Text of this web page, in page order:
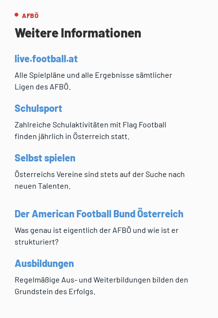
AFBÖ
Weitere Informationen
live.football.at
Alle Spielpläne und alle Ergebnisse sämtlicher
Ligen des AFBÖ.
Schulsport
Zahlreiche Schulaktivitäten mit Flag Football
finden jährlich in Österreich statt.
Selbst spielen
Österreichs Vereine sind stets auf der Suche nach
neuen Talenten.
Der American Football Bund Österreich
Was genau ist eigentlich der AFBÖ und wie ist er
strukturiert?
Ausbildungen
Regelmäßige Aus- und Weiterbildungen bilden den
Grundstein des Erfolgs.